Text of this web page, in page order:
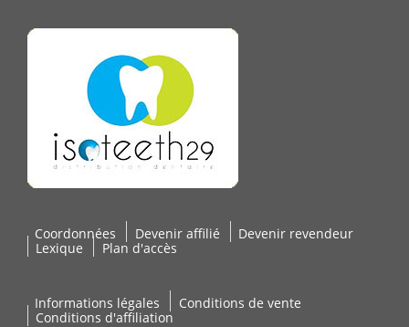
Coordonnées Devenir affilié
Devenir revendeur
Lexique
Plan d'accès
Informations légales
Conditions de vente
Conditions d'affiliation